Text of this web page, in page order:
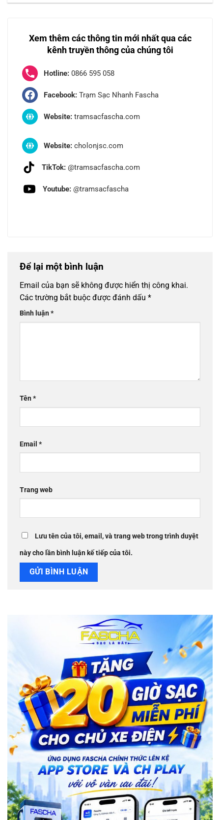
Xem thêm các thông tin mới nhất qua các
kênh truyền thông của chúng tôi
Hotline: 0866 595 058
Facebook: Trạm Sạc Nhanh Fascha
Website: tramsacfascha.com
Website: cholonjsc.com
TikTok: @tramsacfascha.com
Youtube: @tramsacfascha
Để lại một bình luận
Email của bạn sẽ không được hiển thị công khai.
Các trường bắt buộc được đánh dấu *
Bình luận*
Tên*
Email *
Trang web
Lưu tên của tôi, email, và trang web trong trình duyệt
này cho lần bình luận kế tiếp của tôi.